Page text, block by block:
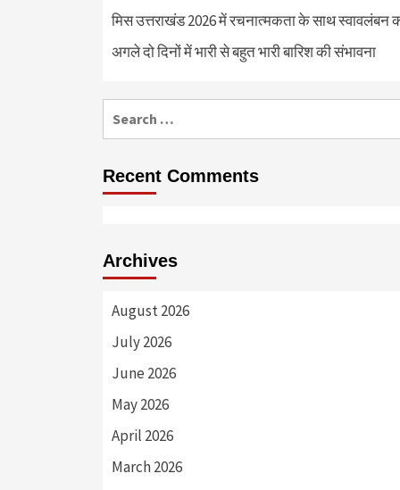
मिस उत्तराखंड 2026 में रचनात्मकता के साथ स्वावलंबन
अगले दो दिनों में भारी से बहुत भारी बारिश की संभावना
for:
Recent Comments
Archives
August 2026
July 2026
June 2026
May 2026
April 2026
March 2026